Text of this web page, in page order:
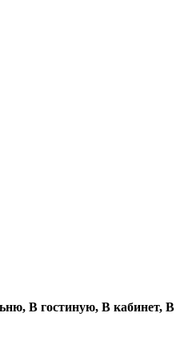
В гостиную, В кабинет, В